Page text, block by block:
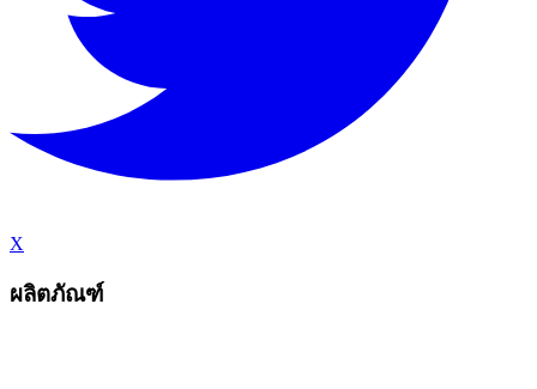
X
ผลิตภัณฑ์